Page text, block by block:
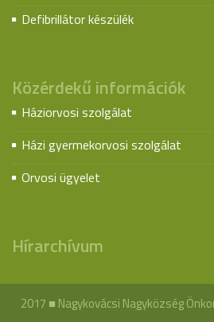
Defibrillátor készülék
Közérdekű információk
Háziorvosi szolgálat
Házi gyermekorvosi szolgálat
Orvosi ügyelet
Hírarchívum
2017 ■ Nagykovácsi Nagyközség